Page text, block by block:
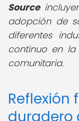
Source
adopción de
diferentes
continuo en
comunitaria.
Reflexión
duradero